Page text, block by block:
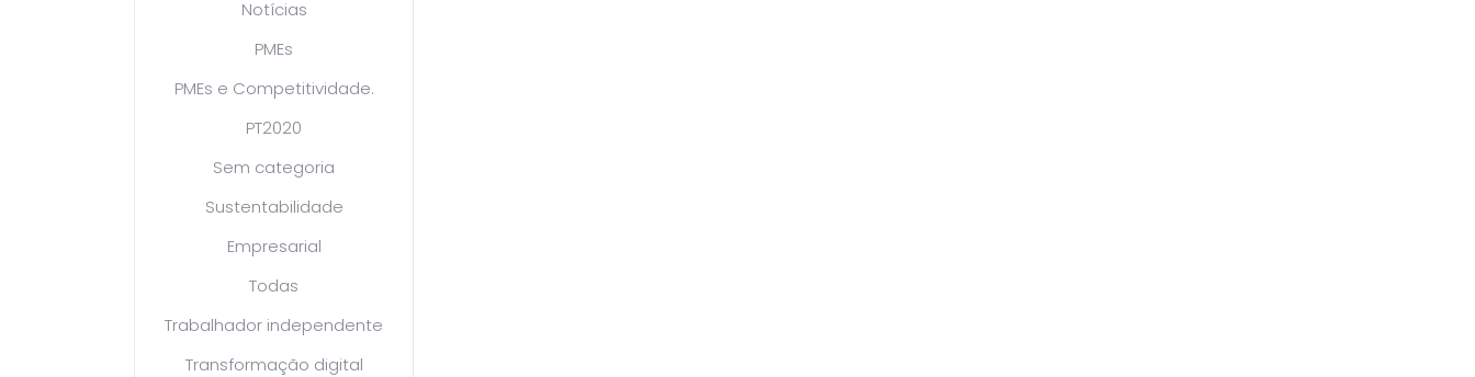
Notícias
PMEs
PMEs e Competitividade.
PT2020
Sem categoria
Sustentabilidade
Empresarial
Todas
Trabalhador independente
Transformação digital